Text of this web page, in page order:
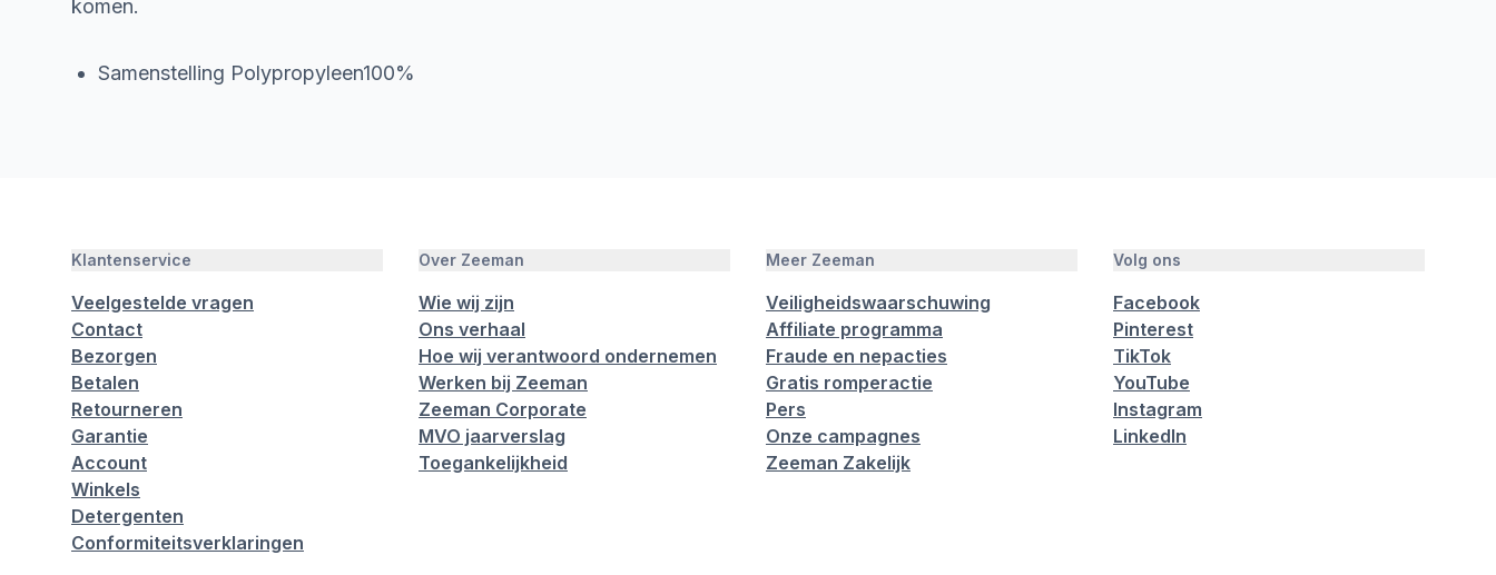
komen.
Samenstelling Polypropyleen100%
Klantenservice
Veelgestelde vragen
Contact
Bezorgen
Betalen
Retourneren
Garantie
Account
Winkels
Detergenten
Conformiteitsverklaringen
Over Zeeman
Wie wij zijn
Ons verhaal
Hoe wij verantwoord ondernemen
Werken bij Zeeman
Zeeman Corporate
MVO jaarverslag
Toegankelijkheid
Meer Zeeman
Veiligheidswaarschuwing
Affiliate programma
Fraude en nepacties
Gratis romperactie
Pers
Onze campagnes
Zeeman Zakelijk
Volg ons
Facebook
Pinterest
TikTok
YouTube
Instagram
LinkedIn